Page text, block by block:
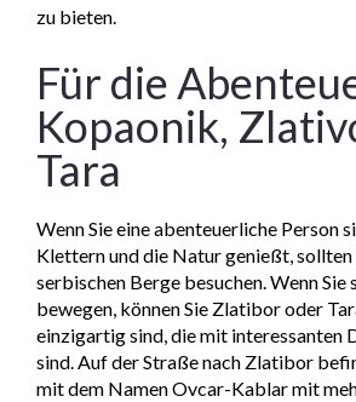
zu bieten.
Für die
Kopaonik,
Tara
Wenn Sie eine abenteuerliche Person
Klettern und die Natur genießt, sollten
serbischen Berge besuchen. Wenn Sie
bewegen, können Sie Zlatibor oder
einzigartig sind, die mit interessanten
sind. Auf der Straße nach Zlatibor
mit dem Namen Ovcar-Kablar mit